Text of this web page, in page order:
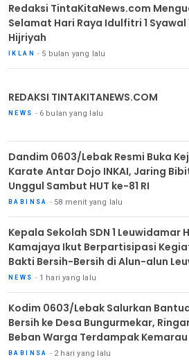
Redaksi TintaKitaNews.com
Selamat Hari Raya Idulfitri 1 Syawal
Hijriyah
IKLAN 5 bulan yang lalu
REDAKSI TINTAKITANEWS.COM
NEWS 6 bulan yang lalu
Dandim 0603/Lebak Resmi Buka
Karate Antar Dojo INKAI, Jaring
Unggul Sambut HUT ke-81 RI
BABINSA 58 menit yang lalu
Kepala Sekolah SDN 1 Leuwidamar
Kamajaya Ikut Berpartisipasi
Bakti Bersih-Bersih di Alun-alun
NEWS 1 hari yang lalu
Kodim 0603/Lebak Salurkan
Bersih ke Desa Bungurmekar,
Beban Warga Terdampak Kemarau
BABINSA 2 hari yang lalu